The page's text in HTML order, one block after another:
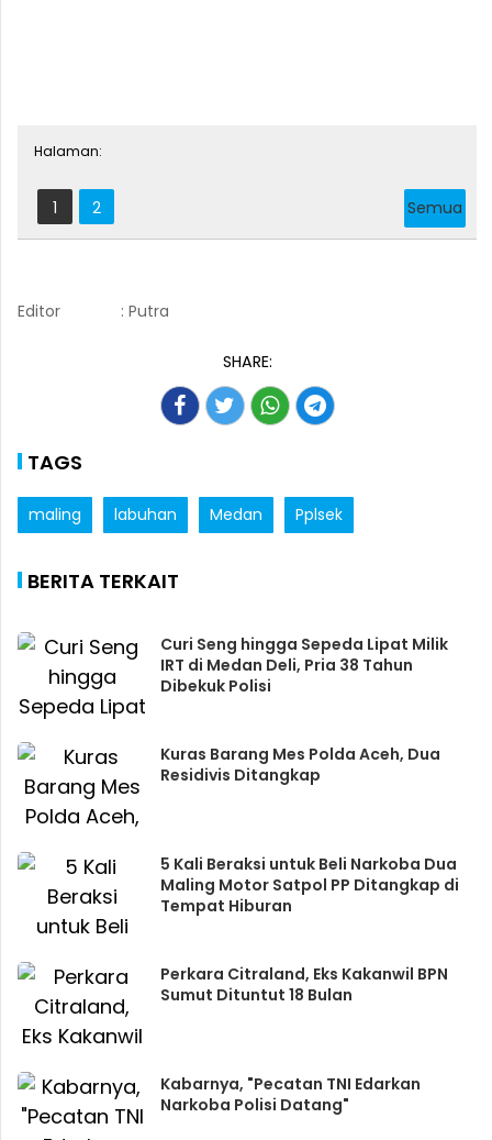
Halaman:
1 2 Semua
Editor : Putra
SHARE:
TAGS
maling labuhan Medan Pplsek
BERITA TERKAIT
Curi Seng hingga Sepeda Lipat Milik
IRT di Medan Deli, Pria 38 Tahun
Dibekuk Polisi
Kuras Barang Mes Polda Aceh, Dua
Residivis Ditangkap
5 Kali Beraksi untuk Beli Narkoba Dua
Maling Motor Satpol PP Ditangkap di
Tempat Hiburan
Perkara Citraland, Eks Kakanwil BPN
Sumut Dituntut 18 Bulan
Kabarnya, "Pecatan TNI Edarkan
Narkoba Polisi Datang"